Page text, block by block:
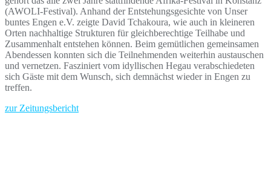
(AWOLI-Festival). Anhand der Entstehungsgesichte von Unser
buntes Engen e.V. zeigte David Tchakoura, wie auch in kleineren
Orten nachhaltige Strukturen für gleichberechtige Teilhabe und
Zusammenhalt entstehen können. Beim gemütlichen gemeinsamen
Abendessen konnten sich die Teilnehmenden weiterhin austauschen
und vernetzen. Fasziniert vom idyllischen Hegau verabschiedeten
sich Gäste mit dem Wunsch, sich demnächst wieder in Engen zu
treffen.
zur Zeitungsbericht